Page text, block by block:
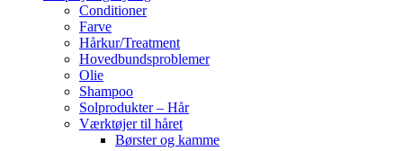
Conditioner
Farve
Hårkur/Treatment
Hovedbundsproblemer
Olie
Shampoo
Solprodukter – Hår
Værktøjer til håret
Børster og kamme